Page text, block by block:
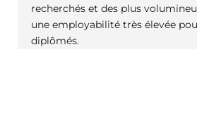
recherchés et des plus
une employabilité très élevée
diplômés.